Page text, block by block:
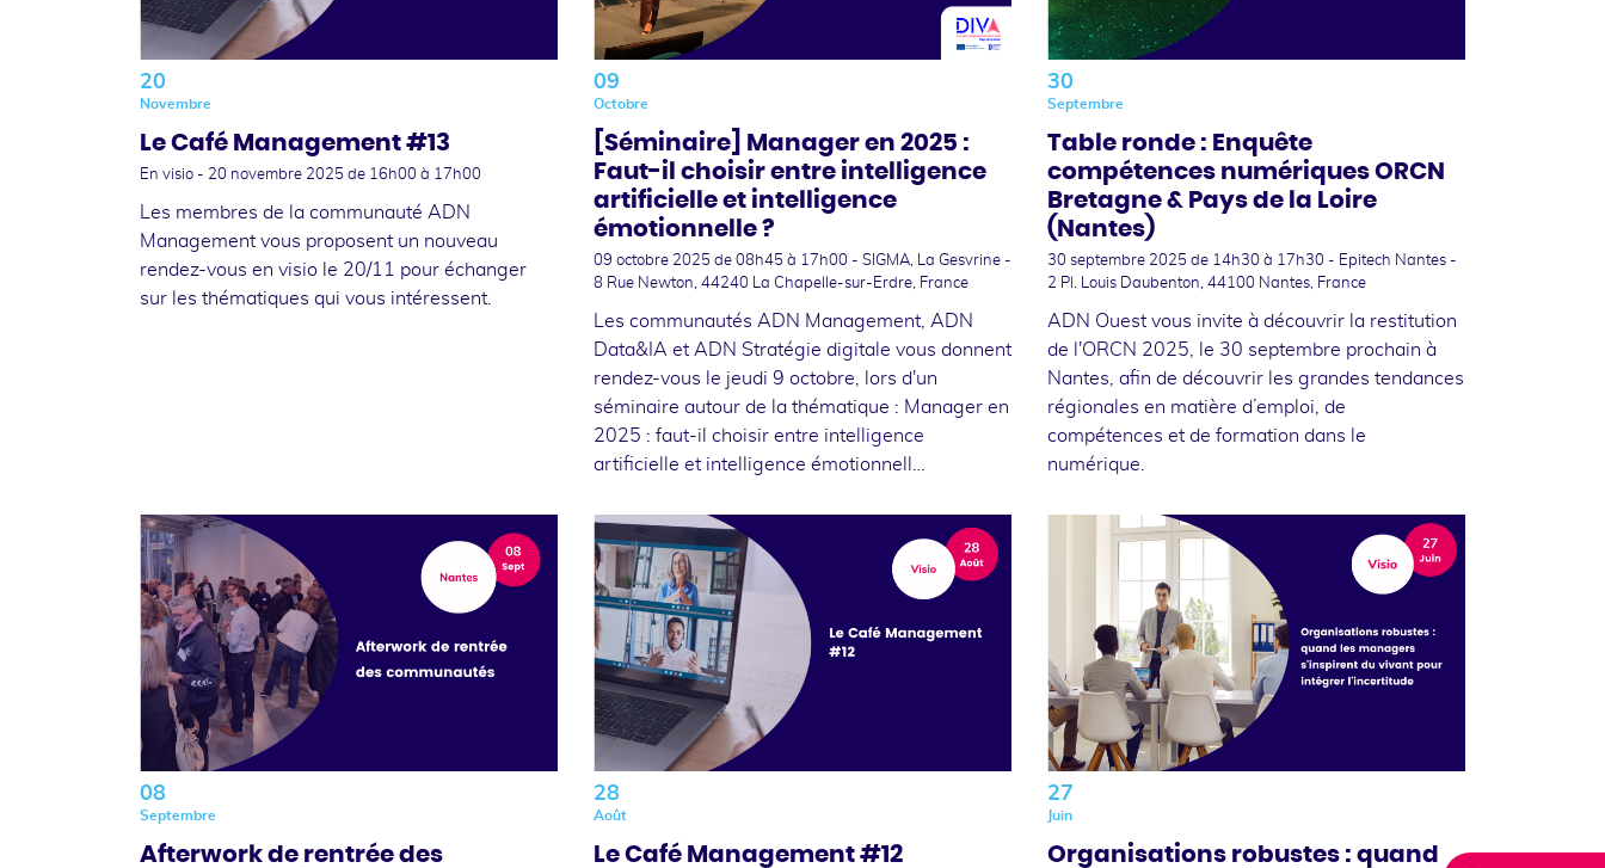
20
Novembre
Le Café Management #13
En visio - 20 novembre 2025 de 16h00 à 17h00
Les membres de la communauté ADN
Management vous proposent un nouveau
rendez-vous en visio le 20/11 pour échanger
sur les thématiques qui vous intéressent.
09
Octobre
[Séminaire] Manager en 2025 :
Faut-il choisir entre intelligence
artificielle et intelligence
émotionnelle ?
09 octobre 2025 de 08h45 à 17h00 - SIGMA, La Gesvrine -
8 Rue Newton, 44240 La Chapelle-sur-Erdre, France
Les communautés ADN Management, ADN
Data&IA et ADN Stratégie digitale vous donnent
rendez-vous le jeudi 9 octobre, lors d'un
séminaire autour de la thématique : Manager en
2025 : faut-il choisir entre intelligence
artificielle et intelligence émotionnell…
30
Septembre
Table ronde : Enquête
compétences numériques ORCN
Bretagne & Pays de la Loire
(Nantes)
30 septembre 2025 de 14h30 à 17h30 - Epitech Nantes -
2 Pl. Louis Daubenton, 44100 Nantes, France
ADN Ouest vous invite à découvrir la restitution
de l'ORCN 2025, le 30 septembre prochain à
Nantes, afin de découvrir les grandes tendances
régionales en matière d’emploi, de
compétences et de formation dans le
numérique.
08
Septembre
Afterwork de rentrée des
28
Août
Le Café Management #12
27
Juin
Organisations robustes : quand